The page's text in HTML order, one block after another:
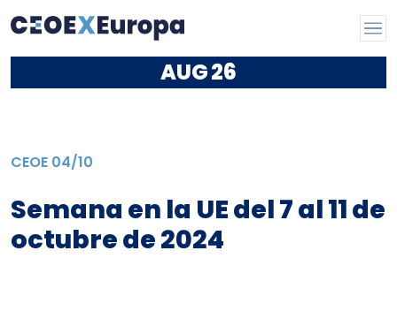
AUG26
CEOE 04/10
Semana en la UE del 7 al 11 de
octubre de 2024